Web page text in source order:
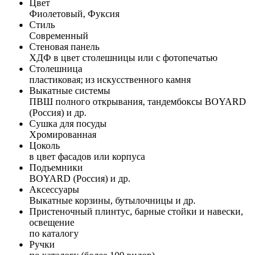
Цвет
Фиолетовый, Фуксия
Стиль
Современный
Стеновая панель
ХДФ в цвет столешницы или с фотопечатью
Столешница
пластиковая; из искусственного камня
Выкатные системы
ПВШ полного открывания, тандембоксы BOYARD
(Россия) и др.
Сушка для посуды
Хромированная
Цоколь
в цвет фасадов или корпуса
Подъемники
BOYARD (Россия) и др.
Аксессуары
Выкатные корзины, бутылочницы и др.
Пристеночный плинтус, барные стойки и навески,
освещение
по каталогу
Ручки